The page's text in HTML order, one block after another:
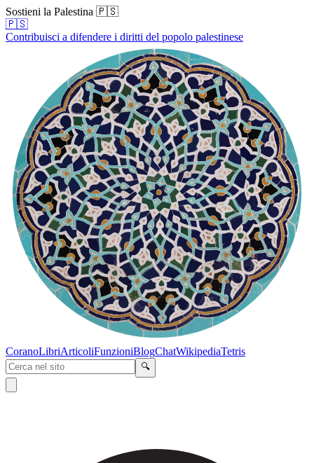
Sostieni la Palestina 🇵🇸
🇵🇸
Contribuisci a difendere i diritti del popolo palestinese
CoranoLibriArticoliFunzioniBlogChatWikipediaTetris
🔍